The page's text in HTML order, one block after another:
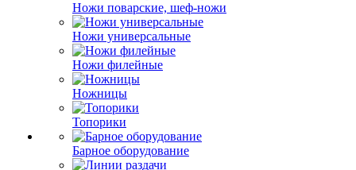
Ножи поварские, шеф-ножи
Ножи универсальные
Ножи филейные
Ножницы
Топорики
Барное оборудование